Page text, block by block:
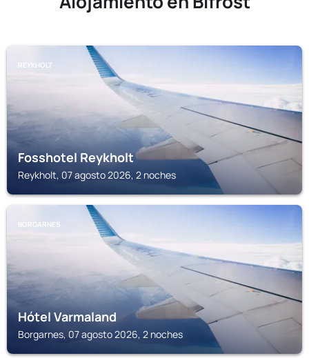
REYKHOLT
Fosshotel Reykholt
Reykholt, 07 agosto 2026, 2 noches
BORGARNES
Hótel Varmaland
Borgarnes, 07 agosto 2026, 2 noches